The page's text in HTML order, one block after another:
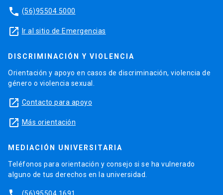
phone (56)95504 5000
launch Ir al sitio de Emergencias
DISCRIMINACIÓN Y VIOLENCIA
Orientación y apoyo en casos de discriminación, violencia de
género o violencia sexual.
launch Contacto para apoyo
launch Más orientación
MEDIACIÓN UNIVERSITARIA
Teléfonos para orientación y consejo si se ha vulnerado
alguno de tus derechos en la universidad.